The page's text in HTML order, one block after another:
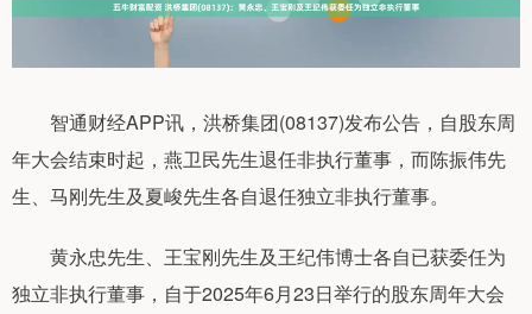
智通财经APP讯，洪桥集团(08137)发布公告，自股东周
年大会结束时起，燕卫民先生退任非执行董事，而陈振伟先
生、马刚先生及夏峻先生各自退任独立非执行董事。
黄永忠先生、王宝刚先生及王纪伟博士各自已获委任为
独立非执行董事，自于2025年6月23日举行的股东周年大会